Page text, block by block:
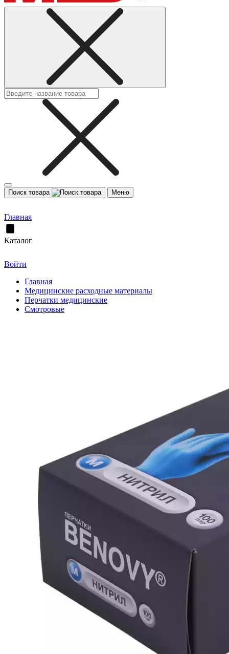
Поиск товара Меню
Главная
Каталог
Войти
Главная
Медицинские расходные материалы
Перчатки медицинские
Смотровые